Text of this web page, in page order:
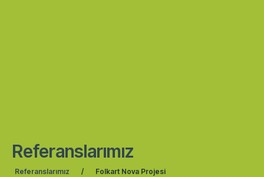
Referanslarımız
Referanslarımız / Folkart Nova Projesi